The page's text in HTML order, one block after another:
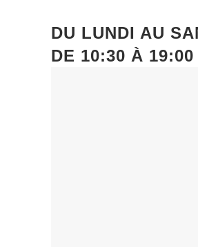
DU LUNDI AU
DE 10:30 À 19:00